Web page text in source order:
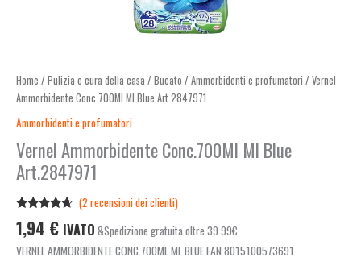
Home / Pulizia e cura della casa / Bucato / Ammorbidenti e profumatori / Vernel
Ammorbidente Conc.700Ml Ml Blue Art.2847971
Ammorbidenti e profumatori
Vernel Ammorbidente Conc.700Ml Ml Blue
Art.2847971
4.50 su 5
su base
di
(2 recensioni dei clienti)
1,94 € IVATO &Spedizione gratuita oltre 39.99€
VERNEL AMMORBIDENTE CONC.700ML ML BLUE EAN 8015100573691